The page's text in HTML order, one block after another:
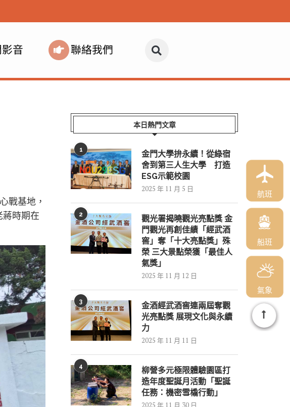
音 聯絡我們
戰基地，
時期在
本日熱門文章
1
金門大學拚永續！從綠宿
舍到第三人生大學 打造
ESG示範校園
2025 年 11 月 5 日
2
觀光署揭曉觀光亮點獎 金
門觀光再創佳績「經武酒
窖」奪「十大亮點獎」殊
榮 三大景點榮獲「最佳人
氣獎」
2025 年 11 月 12 日
3
金酒經武酒窖連兩屆奪觀
光亮點獎 展現文化與永續
力
2025 年 11 月 11 日
4
柳營多元極限體驗園區打
造年度聖誕月活動「聖誕
任務：機密雪橇行動」
2025 年 11 月 30 日
航班
船班
氣象